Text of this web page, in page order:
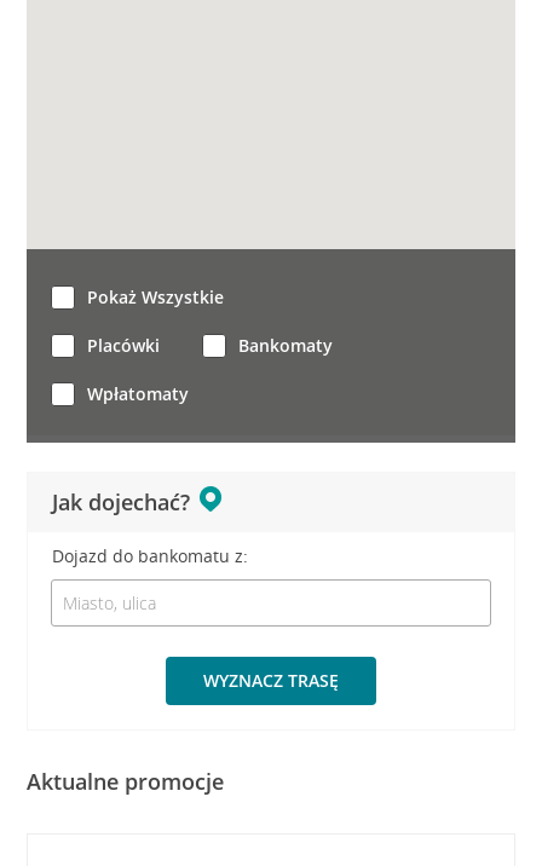
Jak dojechać?
Dojazd do bankomatu z:
WYZNACZ TRASĘ
Pokaż Wszystkie
Placówki Bankomaty
Wpłatomaty
Aktualne promocje